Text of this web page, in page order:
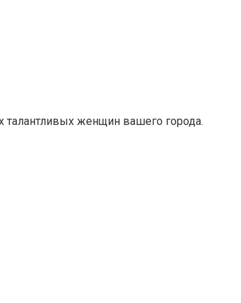
талантливых женщин вашего города.